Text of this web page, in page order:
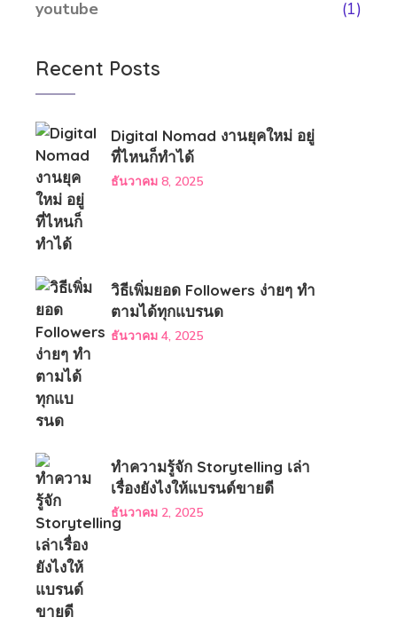
youtube (1)
Recent Posts
Digital Nomad งานยุคใหม่ อยู่
ที่ไหนก็ทำได้
ธันวาคม 8, 2025
วิธีเพิ่มยอด Followers ง่ายๆ ทำ
ตามได้ทุกแบรนด
ธันวาคม 4, 2025
ทำความรู้จัก Storytelling เล่า
เรื่องยังไงให้แบรนด์ขายดี
ธันวาคม 2, 2025